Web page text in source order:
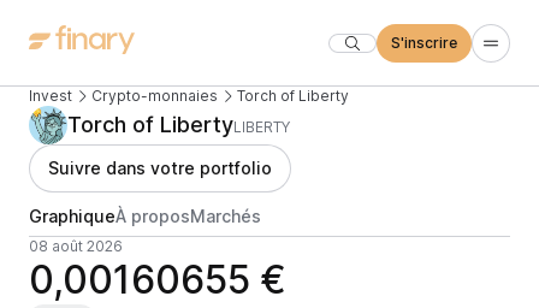
S'inscrire
Invest Crypto-monnaies Torch of Liberty
Torch of LibertyLIBERTY
Suivre dans votre portfolio
GraphiqueÀ proposMarchés
08 août 2026
0,00160655 €